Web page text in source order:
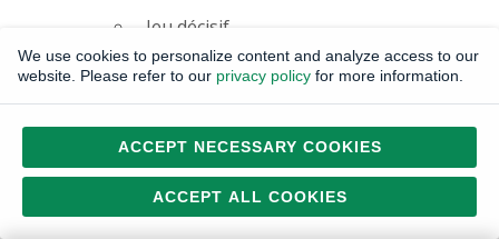
Jeu décisif
Balle de match
Dans quel Grand Chelem le trophée est-il
traditionnellement remis sur des courts en
gazon ?
Wimbledon
We use cookies to personalize content and analyze access to our
website. Please refer to our privacy policy for more information.
ACCEPT NECESSARY COOKIES
ACCEPT ALL COOKIES